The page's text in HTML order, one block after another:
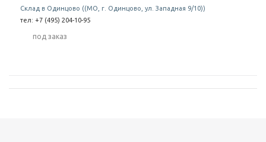
Склад в Одинцово ((МО, г. Одинцово, ул. Западная 9/10))
тел: +7 (495) 204-10-95
Под заказ